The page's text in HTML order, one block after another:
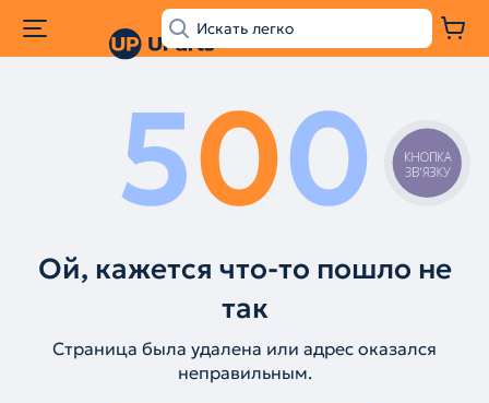
500
Ой, кажется что-то пошло не
так
Страница была удалена или адрес оказался
неправильным.
КНОПКА
ЗВ'ЯЗКУ